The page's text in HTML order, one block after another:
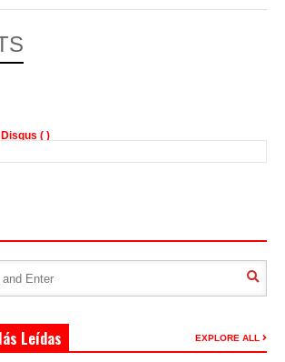
Disqus ( )
Leídas EXPLORE ALL